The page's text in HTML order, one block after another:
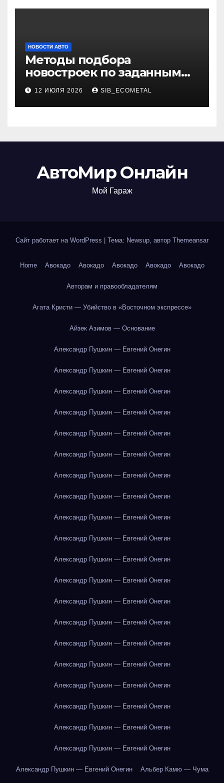
НОВОСТИ АВТО
Методы подбора
новостроек по заданным
критериям
12 ИЮЛЯ 2026 SIB_ECOMETAL
АвтоМир Онлайн
Мой Гараж
Сайт работает на WordPress Тема: Newsup, автор Themeansar
Home Авокадо Авокадо Авокадо Авокадо Авокадо
Авторам и правообладателям
Агата Кристи — Убийство в «Восточном экспрессе»
Айзек Азимов — Основание
Александр Пушкин — Евгений Онегин
Александр Пушкин — Евгений Онегин
Александр Пушкин — Евгений Онегин
Александр Пушкин — Евгений Онегин
Александр Пушкин — Евгений Онегин
Александр Пушкин — Евгений Онегин
Александр Пушкин — Евгений Онегин
Александр Пушкин — Евгений Онегин
Александр Пушкин — Евгений Онегин
Александр Пушкин — Евгений Онегин
Александр Пушкин — Евгений Онегин
Александр Пушкин — Евгений Онегин
Александр Пушкин — Евгений Онегин
Александр Пушкин — Евгений Онегин
Александр Пушкин — Евгений Онегин
Александр Пушкин — Евгений Онегин
Александр Пушкин — Евгений Онегин
Александр Пушкин — Евгений Онегин
Александр Пушкин — Евгений Онегин
Александр Пушкин — Евгений Онегин
Александр Пушкин — Евгений Онегин Альбер Камю — Чума